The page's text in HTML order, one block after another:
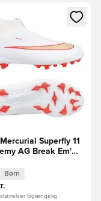
dig som
en Modal til at logge
Superfly 11
AG Break Em'
Børn
tilgængelig